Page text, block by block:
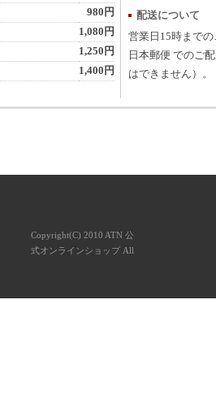
980円
1,080円
1,250円
1,400円
配送について
営業日15時まで
日本郵便 でのご
はできません）。
Copyright(C) 2010 ATN 公
式オンラインショップ All